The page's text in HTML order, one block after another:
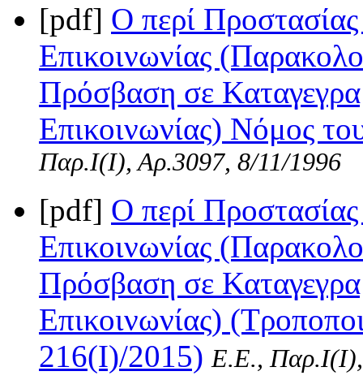
[pdf] Ο περί
Επικοινωνίας
Πρόσβαση σε
Επικοινωνίας) Νόμος
Παρ.Ι(I), Αρ.3097, 8/11/1996
[pdf] Ο περί
Επικοινωνίας
Πρόσβαση σε
Επικοινωνίας)
216(I)/2015) Ε.Ε.,